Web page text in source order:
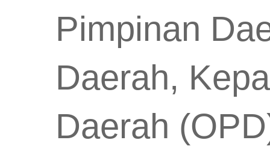
Pimpinan
Daerah,
Daerah